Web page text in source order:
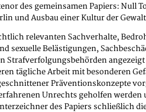
des gemeinsamen Papiers: Null
und Ausbau einer Kultur der
relevanten Sachverhalte,
sexuelle Belästigungen,
Strafverfolgungsbehörden
tägliche Arbeit mit besonderen
Präventionskonzepte
Unrechts geholfen werden
des Papiers schließlich